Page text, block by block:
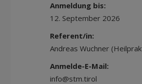
Anmeldung bis:
12. September 2026
Referent/in:
Andreas Wuchner
Anmelde-E-Mail:
info@stm.tirol